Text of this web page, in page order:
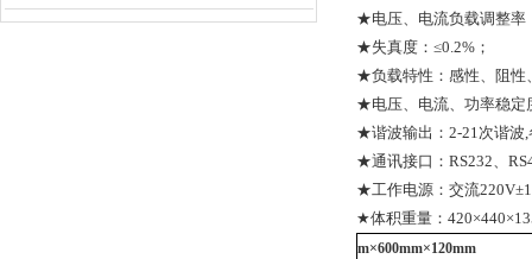
★电压、电流负载调整率
★失真度：≤0.2%；
★负载特性：感性、阻性
★电压、电流、功率稳定
★谐波输出：2-21次谐波
★通讯接口：RS232、
★工作电源：交流
★体积重量：
m×600mm×120mm